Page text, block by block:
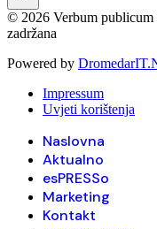
© 2026 Verbum publicum
zadržana
Powered by
Impressum
Uvjeti korištenja
Naslovna
Aktualno
esPRESSo
Marketing
Kontakt